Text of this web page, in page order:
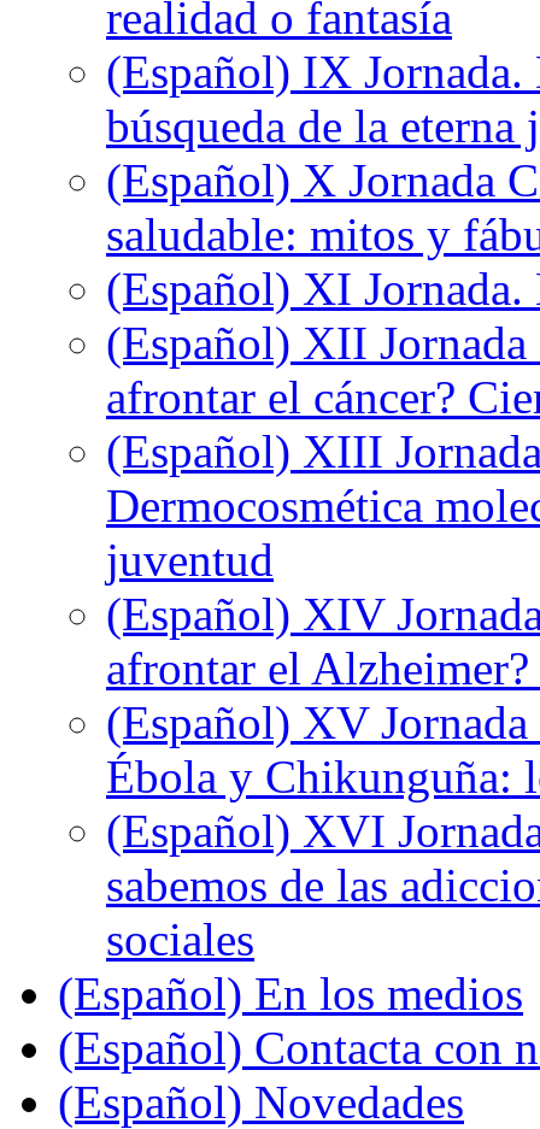
realidad o fantasía
(Español) IX
búsqueda de la eterna
(Español) X Jornada
saludable: mitos y
(Español) XI Jornada.
(Español) XII Jornada
afrontar el cáncer?
(Español) XIII
Dermocosmética
juventud
(Español) XIV
afrontar el
(Español) XV
Ébola y Chikunguña:
(Español) XVI
sabemos de las
sociales
(Español) En los medios
(Español) Contacta con
(Español) Novedades